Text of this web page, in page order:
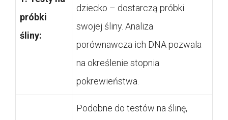
próbki
śliny:
dziecko – dostarczą próbki
swojej śliny. Analiza
porównawcza ich DNA pozwala
na określenie stopnia
pokrewieństwa.
Podobne do testów na ślinę,